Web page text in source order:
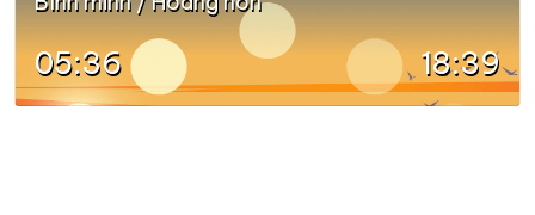
05:36 18:39